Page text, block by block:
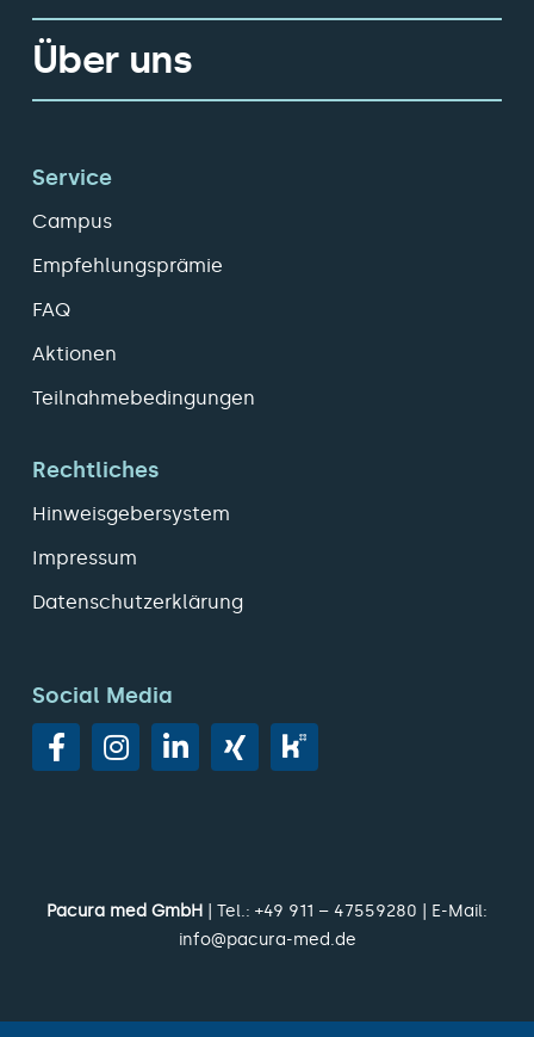
Über uns
Service
Campus
Empfehlungsprämie
FAQ
Aktionen
Teilnahmebedingungen
Rechtliches
Hinweisgebersystem
Impressum
Datenschutzerklärung
Social Media
Pacura med GmbH | Tel.: +49 911 – 47559280 | E-Mail:
info@pacura-med.de